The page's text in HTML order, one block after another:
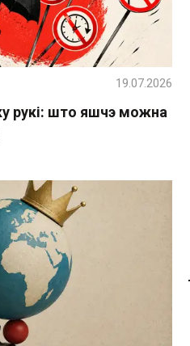
рукі: што яшчэ можна
19.07.2026